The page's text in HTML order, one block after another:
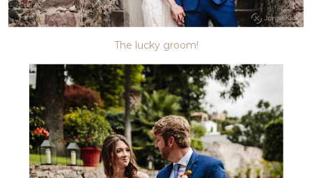
The lucky groom!